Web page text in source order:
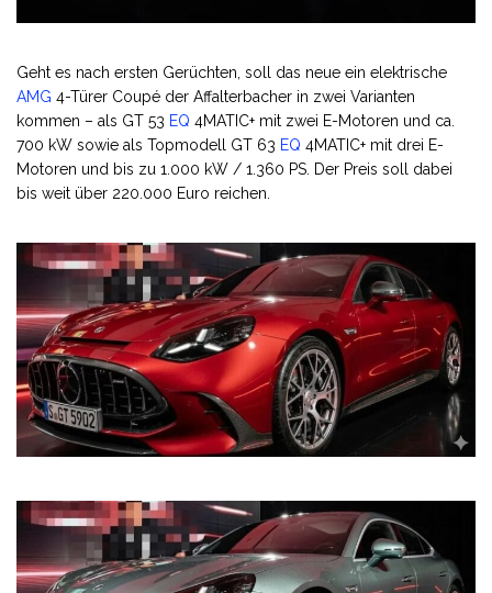
Geht es nach ersten Gerüchten, soll das neue ein elektrische
AMG 4-Türer Coupé der Affalterbacher in zwei Varianten
kommen – als GT 53 EQ 4MATIC+ mit zwei E-Motoren und ca.
700 kW sowie als Topmodell GT 63 EQ 4MATIC+ mit drei E-
Motoren und bis zu 1.000 kW / 1.360 PS. Der Preis soll dabei
bis weit über 220.000 Euro reichen.